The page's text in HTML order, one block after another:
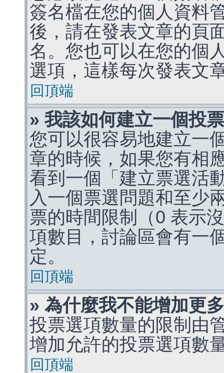
簽名檔在您的個人資料
後，請在發表文章的頁
名。您也可以在您的個
選項，這樣每次發表文
回頂端
» 我該如何建立一個投
您可以很容易地建立一
章的時候，如果您有相
看到一個「建立票選活
入一個票選問題和至少
票的時間限制（0 表示
項數目，討論區會有一
定。
回頂端
» 為什麼我不能增加更
投票選項數量的限制由
增加允許的投票選項數
回頂端